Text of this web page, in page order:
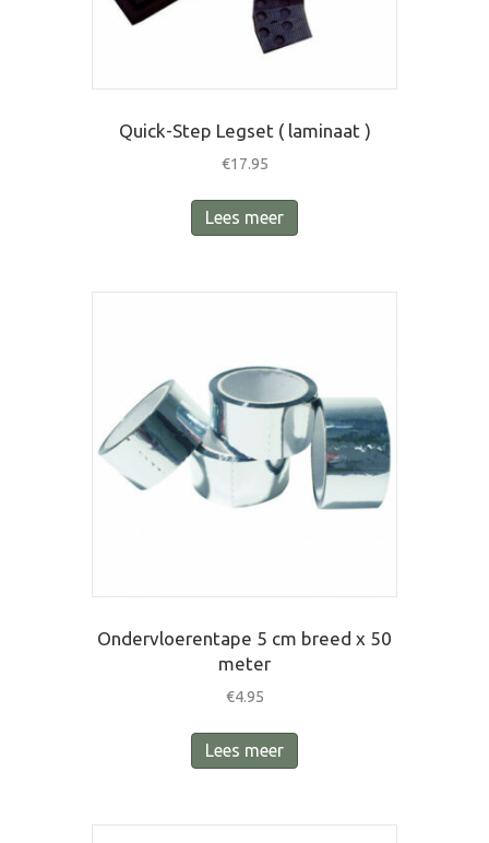
Quick-Step Legset ( laminaat )
€17.95
Lees meer
Ondervloerentape 5 cm breed x 50
meter
€4.95
Lees meer